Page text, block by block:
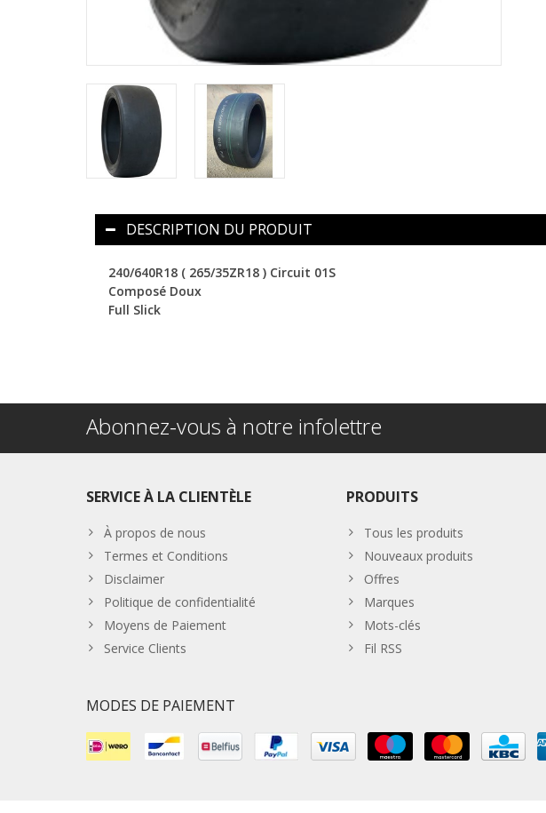
DESCRIPTION DU PRODUIT
240/640R18 ( 265/35ZR18 ) Circuit 01S
Composé Doux
Full Slick
Abonnez-vous à notre infolettre
SERVICE À LA CLIENTÈLE
À propos de nous
Termes et Conditions
Disclaimer
Politique de confidentialité
Moyens de Paiement
Service Clients
PRODUITS
Tous les produits
Nouveaux produits
Offres
Marques
Mots-clés
Fil RSS
MODES DE PAIEMENT